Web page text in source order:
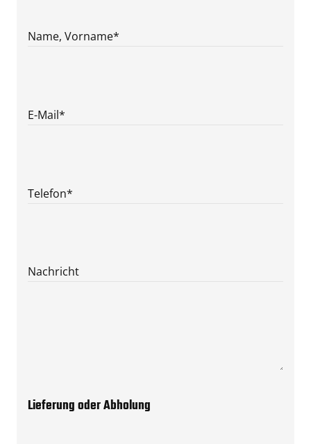
Name, Vorname*
E-Mail*
Telefon*
Nachricht
Lieferung oder Abholung